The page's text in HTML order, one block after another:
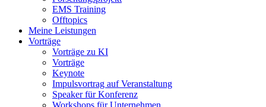
EMS Training
Offtopics
Meine Leistungen
Vorträge
Vorträge zu KI
Vorträge
Keynote
Impulsvortrag auf Veranstaltung
Speaker für Konferenz
Workshops für Unternehmen